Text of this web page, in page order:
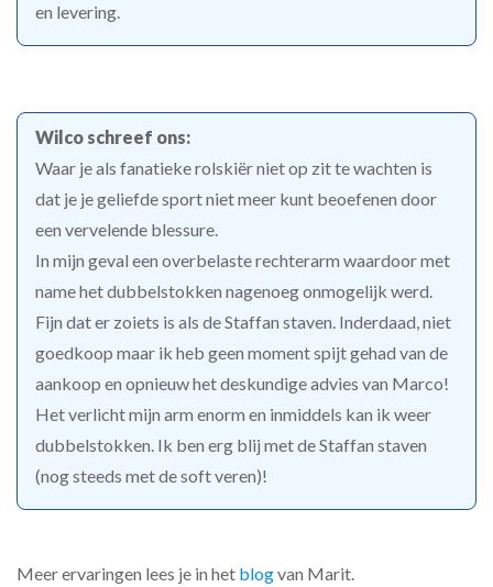
en levering.
Wilco schreef ons:
Waar je als fanatieke rolskiër niet op zit te wachten is
dat je je geliefde sport niet meer kunt beoefenen door
een vervelende blessure.
In mijn geval een overbelaste rechterarm waardoor met
name het dubbelstokken nagenoeg onmogelijk werd.
Fijn dat er zoiets is als de Staffan staven. Inderdaad, niet
goedkoop maar ik heb geen moment spijt gehad van de
aankoop en opnieuw het deskundige advies van Marco!
Het verlicht mijn arm enorm en inmiddels kan ik weer
dubbelstokken. Ik ben erg blij met de Staffan staven
(nog steeds met de soft veren)!
Meer ervaringen lees je in het blogvan Marit.